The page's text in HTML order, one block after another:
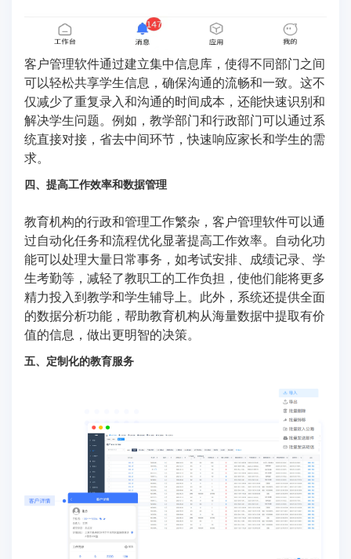
客户管理软件通过建立集中信息库，使得不同部门之间
可以轻松共享学生信息，确保沟通的流畅和一致。这不
仅减少了重复录入和沟通的时间成本，还能快速识别和
解决学生问题。例如，教学部门和行政部门可以通过系
统直接对接，省去中间环节，快速响应家长和学生的需
求。
四、提高工作效率和数据管理
教育机构的行政和管理工作繁杂，客户管理软件可以通
过自动化任务和流程优化显著提高工作效率。自动化功
能可以处理大量日常事务，如考试安排、成绩记录、学
生考勤等，减轻了教职工的工作负担，使他们能将更多
精力投入到教学和学生辅导上。此外，系统还提供全面
的数据分析功能，帮助教育机构从海量数据中提取有价
值的信息，做出更明智的决策。
五、定制化的教育服务